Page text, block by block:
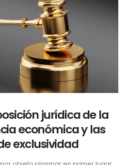
jurídica de la
económica y las
exclusividad